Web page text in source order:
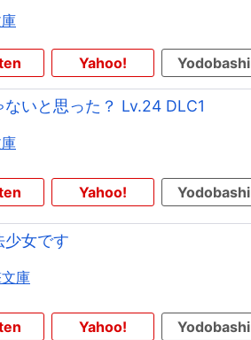
Yahoo! Yodobashi
いと思った？ Lv.24 DLC1
Yahoo! Yodobashi
少女です
庫
Yahoo! Yodobashi